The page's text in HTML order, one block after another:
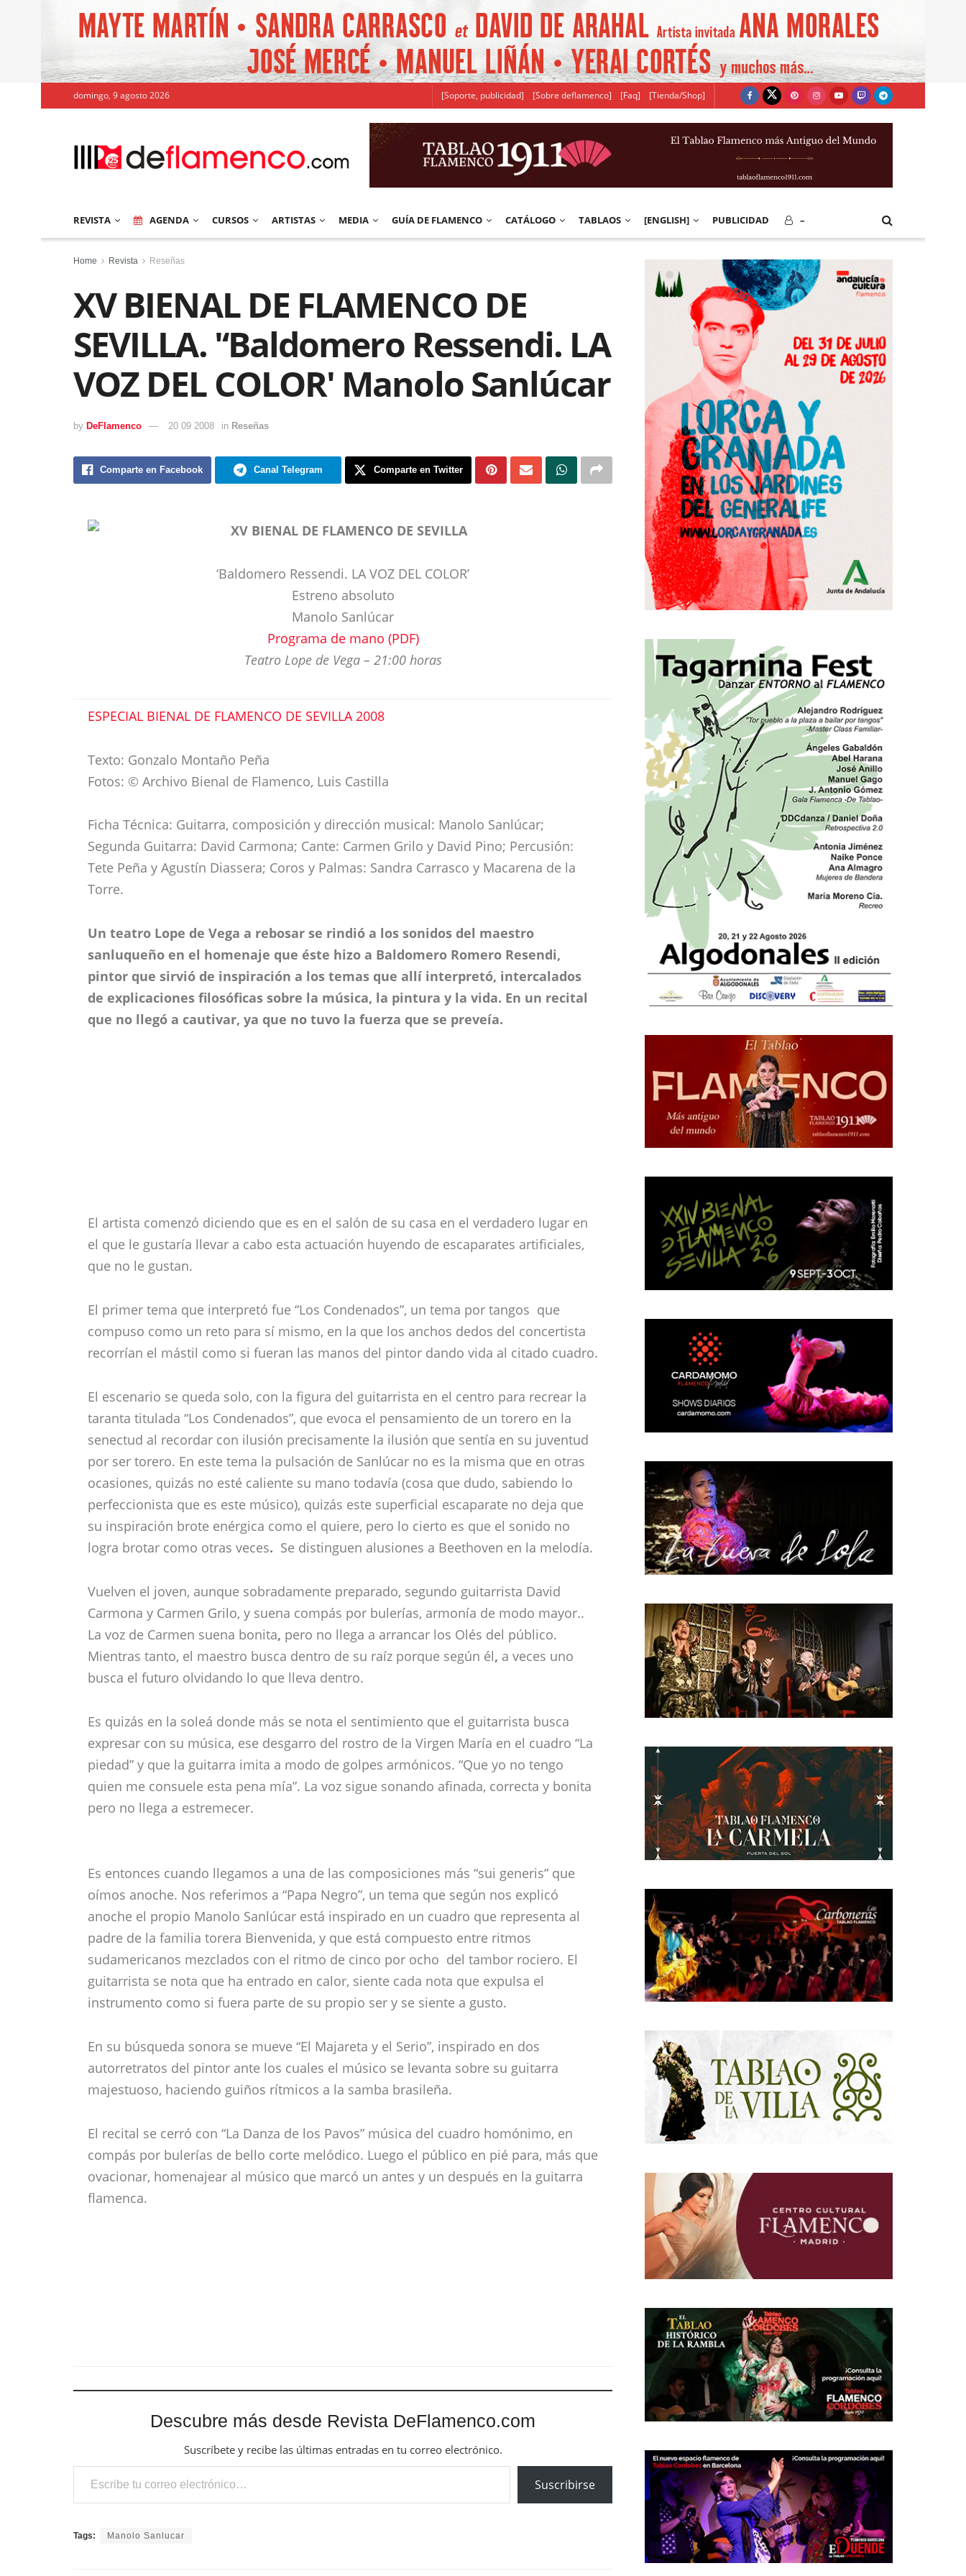
domingo, 9 agosto 2026 [Soporte, publicidad] [Sobre deflamenco] [Faq] [Tienda/Shop]
REVISTA AGENDA CURSOS ARTISTAS MEDIA GUÍA DE FLAMENCO CATÁLOGO TABLAOS [ENGLISH] PUBLICIDAD –
Home Revista Reseñas
XV BIENAL DE FLAMENCO DE
SEVILLA. '‘Baldomero Ressendi. LA
VOZ DEL COLOR' Manolo Sanlúcar
by DeFlamenco 20 09 2008 in Reseñas
Comparte en Facebook Canal Telegram Comparte en Twitter
XV BIENAL DE FLAMENCO DE SEVILLA
‘Baldomero Ressendi. LA VOZ DEL COLOR’
Estreno absoluto
Manolo Sanlúcar
Programa de mano (PDF)
Teatro Lope de Vega – 21:00 horas
ESPECIAL BIENAL DE FLAMENCO DE SEVILLA 2008
Texto: Gonzalo Montaño Peña
Fotos: © Archivo Bienal de Flamenco, Luis Castilla
Ficha Técnica: Guitarra, composición y dirección musical: Manolo Sanlúcar;
Segunda Guitarra: David Carmona; Cante: Carmen Grilo y David Pino; Percusión:
Tete Peña y Agustín Diassera; Coros y Palmas: Sandra Carrasco y Macarena de la
Torre.
Un teatro Lope de Vega a rebosar se rindió a los sonidos del maestro
sanluqueño en el homenaje que éste hizo a Baldomero Romero Resendi,
pintor que sirvió de inspiración a los temas que allí interpretó, intercalados
de explicaciones filosóficas sobre la música, la pintura y la vida. En un recital
que no llegó a cautivar, ya que no tuvo la fuerza que se preveía.
El primer tema que interpretó fue “Los Condenados”, un tema por tangos que
compuso como un reto para sí mismo, en la que los anchos dedos del concertista
recorrían el mástil como si fueran las manos del pintor dando vida al citado cuadro.
El escenario se queda solo, con la figura del guitarrista en el centro para recrear la
taranta titulada “Los Condenados”, que evoca el pensamiento de un torero en la
senectud al recordar con ilusión precisamente la ilusión que sentía en su juventud
por ser torero. En este tema la pulsación de Sanlúcar no es la misma que en otras
perfeccionista que es este músico), quizás este superficial escaparate no deja que
su inspiración brote enérgica como el quiere, pero lo cierto es que el sonido no
Se distinguen alusiones a Beethoven en la melodía.
Vuelven el joven, aunque sobradamente preparado, segundo guitarrista David
Carmona y Carmen Grilo, y suena compás por bulerías, armonía de modo mayor..
La voz de Carmen suena bonita
pero no llega a arrancar los Olés del público.
Mientras tanto, el maestro busca dentro de su raíz porque según él
Es quizás en la soleá donde más se nota el sentimiento que el guitarrista busca
expresar con su música, ese desgarro del rostro de la Virgen María en el cuadro “La
piedad” y que la guitarra imita a modo de golpes armónicos. “Que yo no tengo
quien me consuele esta pena mía”. La voz sigue sonando afinada, correcta y bonita
Es entonces cuando llegamos a una de las composiciones más “sui generis” que
oímos anoche. Nos referimos a “Papa Negro”, un tema que según nos explicó
anoche el propio Manolo Sanlúcar está inspirado en un cuadro que representa al
guitarrista se nota que ha entrado en calor, siente cada nota que expulsa el
instrumento como si fuera parte de su propio ser y se siente a gusto.
En su búsqueda sonora se mueve “El Majareta y el Serio”, inspirado en dos
autorretratos del pintor ante los cuales el músico se levanta sobre su guitarra
majestuoso, haciendo guiños rítmicos a la samba brasileña.
El recital se cerró con “La Danza de los Pavos” música del cuadro homónimo, en
compás por bulerías de bello corte melódico. Luego el público en pié para, más que
ovacionar, homenajear al músico que marcó un antes y un después en la guitarra
flamenca.
XV BIENAL DE FLAMENCO DE SEVILLA.
Reyes, Angelita Vargas y José Méndez
XV BIENAL DE FLAMENCO DE SEVILLA.